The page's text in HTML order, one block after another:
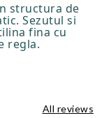
structura de
Sezutul si
fina cu
regla.
All reviews